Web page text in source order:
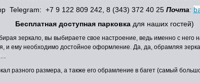
Telegram: +7 9 122 809 242, 8 (343) 372 40 25 Почта:
Бесплатная доступная парковкадля наших гостей)
зеркало, вы выбираете свое настроение, ведь именно с него
и ему необходимо достойное оформление. Да, да, обрамляя
разного размера, а также его обрамление в багет (самый